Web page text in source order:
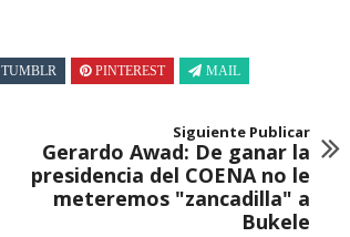
TUMBLR PINTEREST MAIL
Siguiente Publicar
Gerardo Awad: De ganar la
presidencia del COENA no le
meteremos "zancadilla" a
Bukele